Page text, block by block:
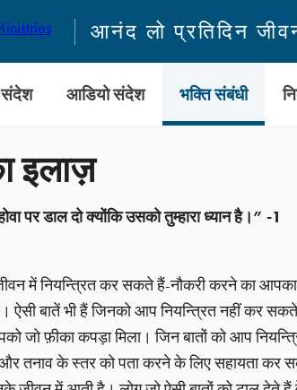
आनंद लो प्रतिदिन
संदेश आडियो संदेश भक्ति संबंधी
इलाज़
पर डाल दो क्योंकि उसको तुम्हारा ध्यान है।” -1
में नियन्त्रित कर सकते हैं-नौकरी करने का
ऐसी बातें भी हैं जिनको आप नियन्त्रित नहीं कर
जो फ़ीका कपड़ा मिला। जिन बातों को आप
तनाव के स्तर को पता करने के लिए सहायता कर